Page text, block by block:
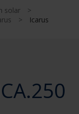
solar
>
>
Icarus